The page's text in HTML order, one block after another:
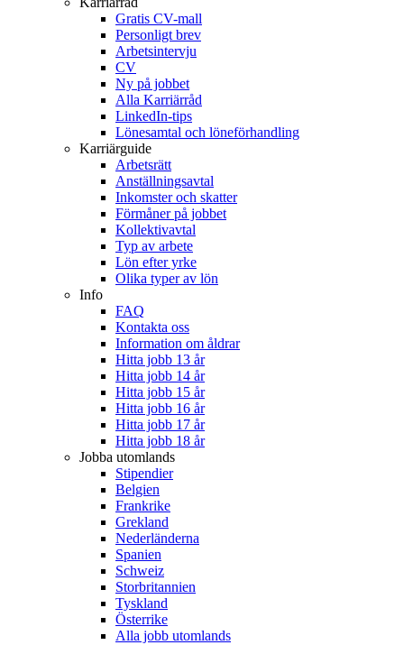
Gratis CV-mall
Personligt brev
Arbetsintervju
CV
Ny på jobbet
Alla Karriärråd
LinkedIn-tips
Lönesamtal och löneförhandling
Karriärguide
Arbetsrätt
Anställningsavtal
Inkomster och skatter
Förmåner på jobbet
Kollektivavtal
Typ av arbete
Lön efter yrke
Olika typer av lön
Info
FAQ
Kontakta oss
Information om åldrar
Hitta jobb 13 år
Hitta jobb 14 år
Hitta jobb 15 år
Hitta jobb 16 år
Hitta jobb 17 år
Hitta jobb 18 år
Jobba utomlands
Stipendier
Belgien
Frankrike
Grekland
Nederländerna
Spanien
Schweiz
Storbritannien
Tyskland
Österrike
Alla jobb utomlands